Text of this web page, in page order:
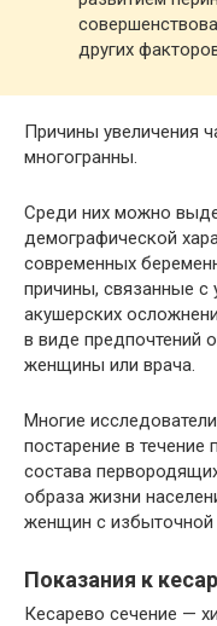
других
Причины увеличения
многогранны.
Среди них можно
демографической
современных
причины, связанные
акушерских
в виде предпочтений
женщины или врача.
Многие
постарение в течение
состава
образа жизни
женщин с избыточной
Показания к
Кесарево сечение —